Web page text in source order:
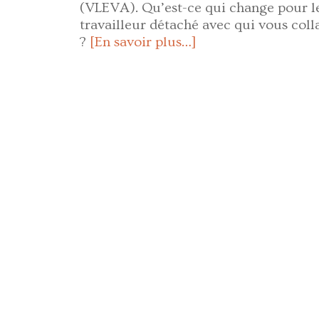
(VLEVA). Qu’est-ce qui change pour
travailleur détaché avec qui vous
? [En savoir plus…]